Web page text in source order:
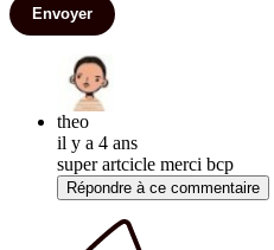
Envoyer
theo
il y a 4 ans
super artcicle merci bcp
Répondre à ce commentaire